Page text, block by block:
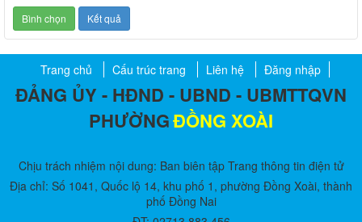
Trang chủ Cấu trúc trang Liên hệ Đăng nhập
ĐẢNG ỦY - HĐND - UBND - UBMTTQVN
PHƯỜNGĐỒNG XOÀI
Chịu trách nhiệm nội dung: Ban biên tập Trang thông tin điện tử
Địa chỉ: Số 1041, Quốc lộ 14, khu phố 1, phường Đồng Xoài, thành
phố Đồng Nai